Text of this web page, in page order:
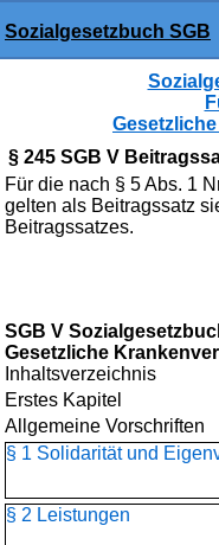
Sozialgesetzbuch SGB
§ 245 SGB V
Für die nach § 5 Abs. 1
gelten als Beitragssatz
Beitragssatzes.
SGB V
Gesetzliche
Inhaltsverzeichnis
Erstes Kapitel
Allgemeine Vorschriften
§ 1 Solidarität und
§ 2 Leistungen